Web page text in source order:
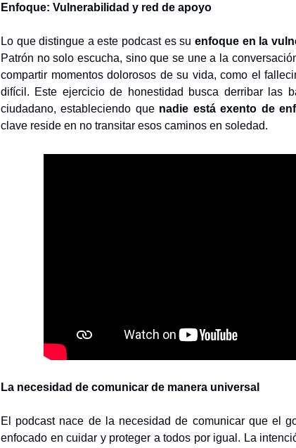
Enfoque: Vulnerabilidad y red de apoyo
Lo que distingue a este podcast es su enfoque en la
Patrón no solo escucha, sino que se une a la
compartir momentos dolorosos de su vida, como el
difícil. Este ejercicio de honestidad busca derribar las
ciudadano, estableciendo que nadie está exento de
clave reside en no transitar esos caminos en soledad.
La necesidad de comunicar de manera universal
El podcast nace de la necesidad de comunicar que el
enfocado en cuidar y proteger a todos por igual. La